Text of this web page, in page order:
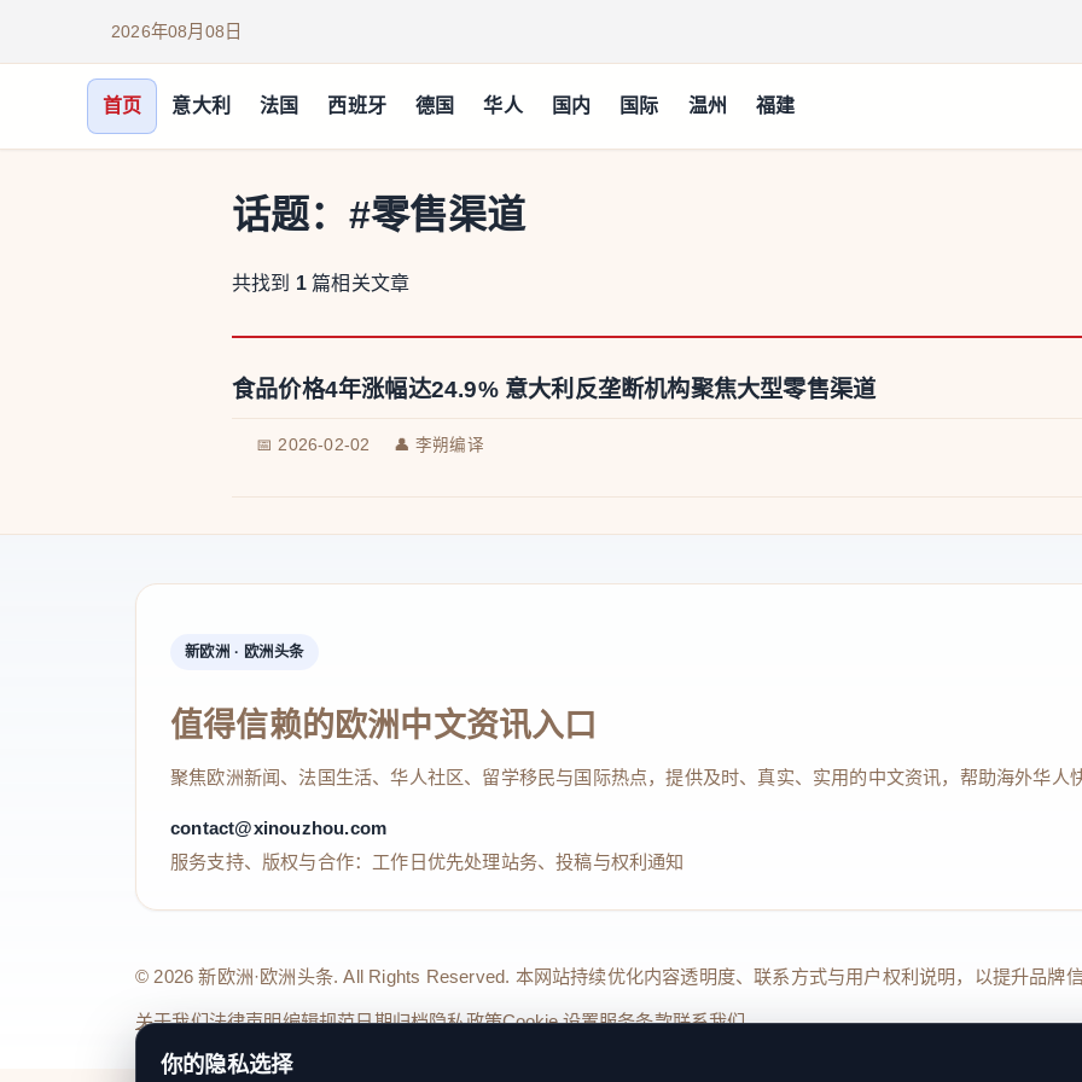
2026年08月08日
首页 意大利 法国 西班牙 德国 华人 国内 国际 温州 福建
话题： #零售渠道
共找到 1 篇相关文章
食品价格4年涨幅达24.9% 意大利反垄断机构聚焦大型零售渠道
📅 2026-02-02 👤 李朔编译
新欧洲 · 欧洲头条
值得信赖的欧洲中文资讯入口
聚焦欧洲新闻、法国生活、华人社区、留学移民与国际热点，提供及时、真实、实用的中文资讯，帮助海外华人
contact@xinouzhou.com
服务支持、版权与合作：工作日优先处理站务、投稿与权利通知
© 2026 新欧洲·欧洲头条. All Rights Reserved. 本网站持续优化内容透明度、联系方式与用户权利说明，以提升品牌
关于我们法律声明编辑规范日期归档隐私政策Cookie 设置服务条款联系我们
你的隐私选择